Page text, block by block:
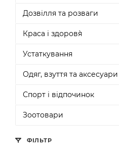
Дозвілля та розваги
Краса і здоров`я
Устаткування
Одяг, взуття та аксесуари
Спорт і відпочинок
Зоотовари
ФІЛЬТР